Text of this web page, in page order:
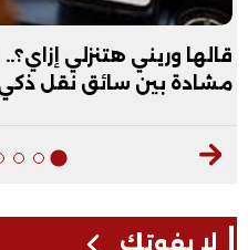
قالها وريني هتنزلي
مشادة بين سائق نقل ذكي
لا يفوتك